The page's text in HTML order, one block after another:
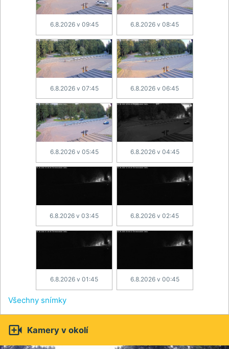
6.8.2026 v 09:45 6.8.2026 v 08:45
6.8.2026 v 07:45 6.8.2026 v 06:45
6.8.2026 v 05:45 6.8.2026 v 04:45
6.8.2026 v 03:45 6.8.2026 v 02:45
6.8.2026 v 01:45 6.8.2026 v 00:45
Všechny snímky
 Kamery v okolí